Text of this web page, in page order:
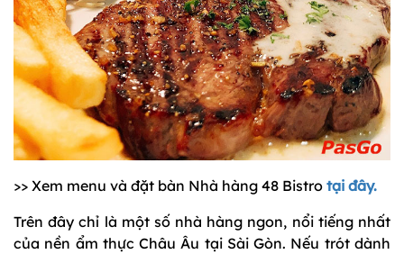
>> Xem menu và đặt bàn Nhà hàng 48 Bistro tại đây.
Trên đây chỉ là một số nhà hàng ngon, nổi tiếng nhất
của nền ẩm thực Châu Âu tại Sài Gòn. Nếu trót dành